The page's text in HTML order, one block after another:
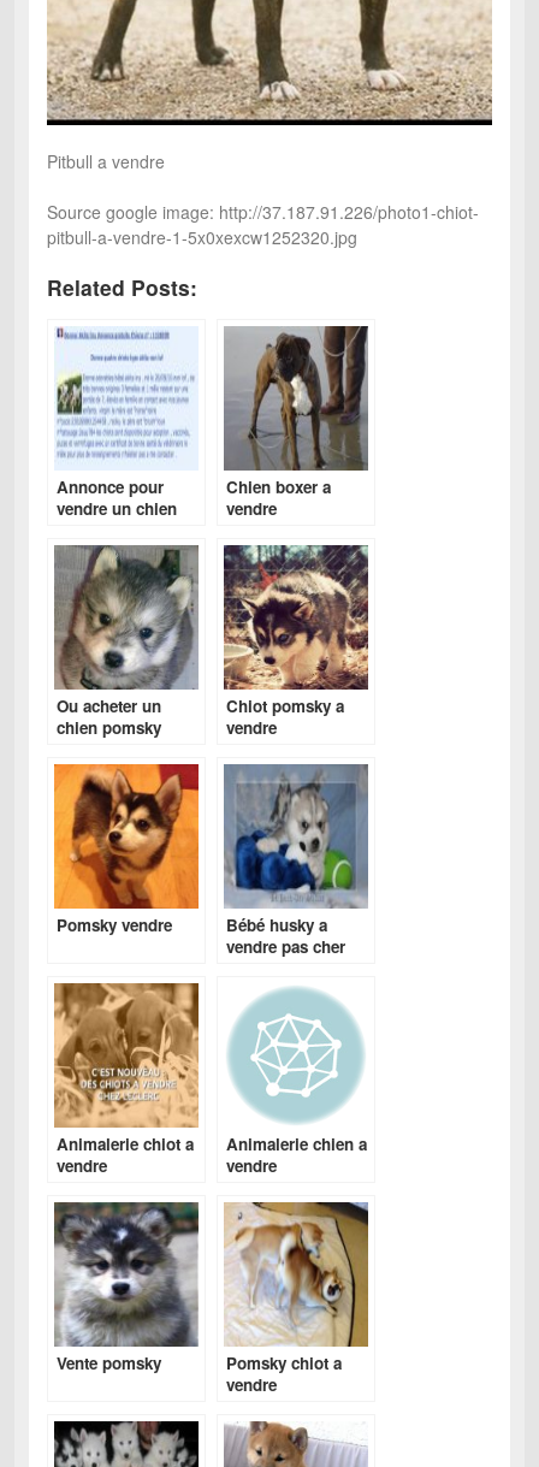
Pitbull a vendre
Source google image: http://37.187.91.226/photo1-chiot-
pitbull-a-vendre-1-5x0xexcw1252320.jpg
Related Posts:
Annonce pour
vendre un chien
Chien boxer a
vendre
Ou acheter un
chien pomsky
Chiot pomsky a
vendre
Pomsky vendre
Bébé husky a
vendre pas cher
Animalerie chiot a
vendre
Animalerie chien a
vendre
Vente pomsky
Pomsky chiot a
vendre